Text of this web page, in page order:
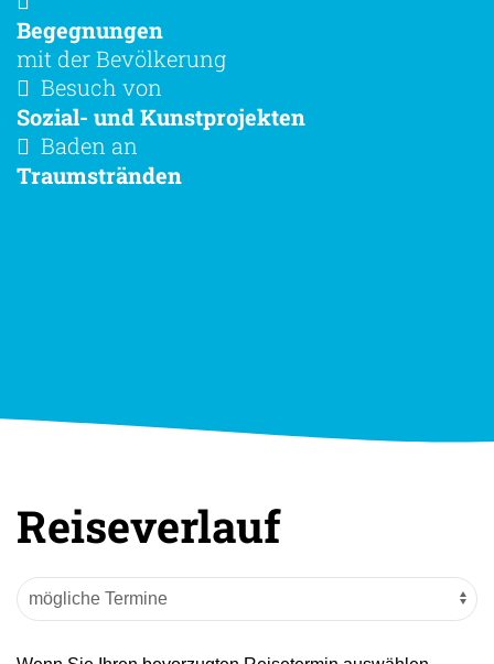
Begegnungen
mit der Bevölkerung
Besuch von
Sozial- und Kunstprojekten
Baden an
Traumstränden
Reiseverlauf